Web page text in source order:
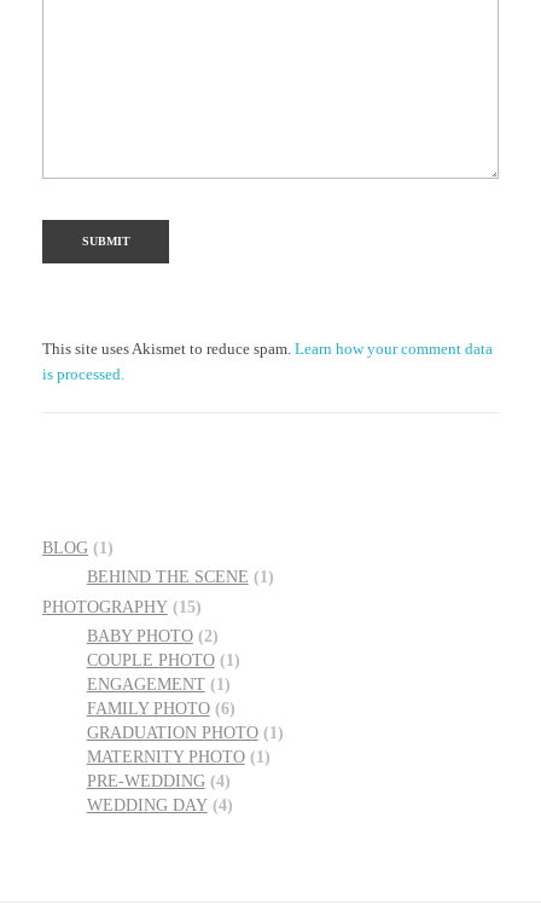
This site uses Akismet to reduce spam. Learn how your comment data
is processed.
BLOG (1)
BEHIND THE SCENE (1)
PHOTOGRAPHY (15)
BABY PHOTO(2)
COUPLE PHOTO(1)
ENGAGEMENT(1)
FAMILY PHOTO(6)
GRADUATION PHOTO(1)
MATERNITY PHOTO(1)
PRE-WEDDING(4)
WEDDING DAY(4)